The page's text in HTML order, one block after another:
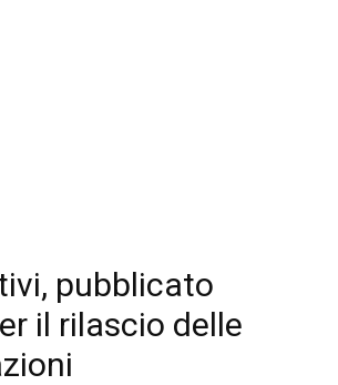
pubblicato
il rilascio delle